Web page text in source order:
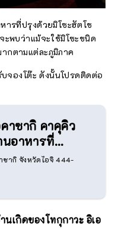
ารที่ปรุงด้วยมิโซะฮัตโช
พบว่าแม้จะใช้มิโซะชนิด
กตามแต่ละภูมิภาค
จองโต๊ะ ดังนั้นโปรดติดต่อ
าซากิ คาคุคิว
อาหารที่
ดยคาคุคิว
ซากิ จังหวัดไอจิ 444-
เกิดของโทกุกาวะ อิเอ